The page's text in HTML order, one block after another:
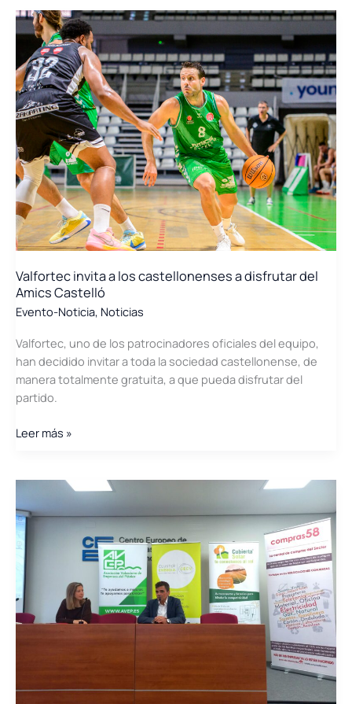
sistema
de
control
clave
para
integrar
almacenamiento
energético
ultrarrápido
en
el
transporte
marítimo
Valfortec invita a los castellonenses a disfrutar del
Amics Castelló
Evento-Noticia, Noticias
Valfortec, uno de los patrocinadores oficiales del equipo,
han decidido invitar a toda la sociedad castellonense, de
manera totalmente gratuita, a que pueda disfrutar del
partido.
Valfortec
los
castellonenses
a
disfrutar
del
Amics
Castelló
Leer más »